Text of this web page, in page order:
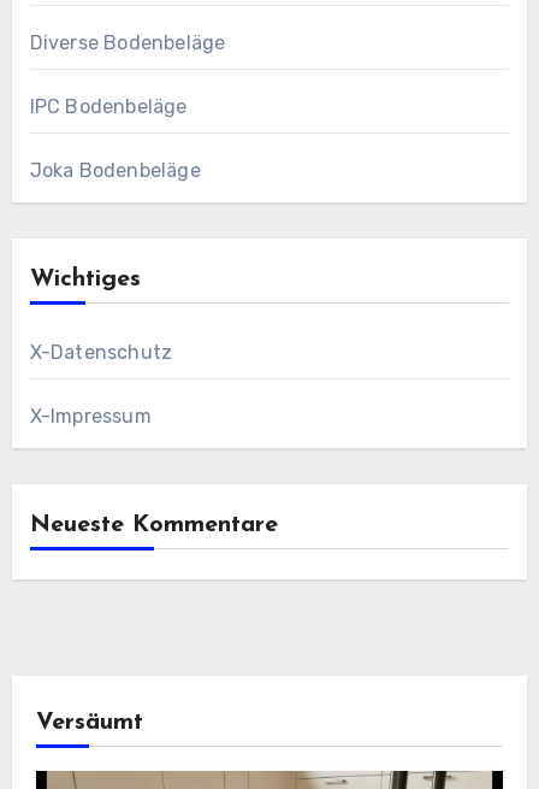
Diverse Bodenbeläge
IPC Bodenbeläge
Joka Bodenbeläge
Wichtiges
X-Datenschutz
X-Impressum
Neueste Kommentare
Versäumt